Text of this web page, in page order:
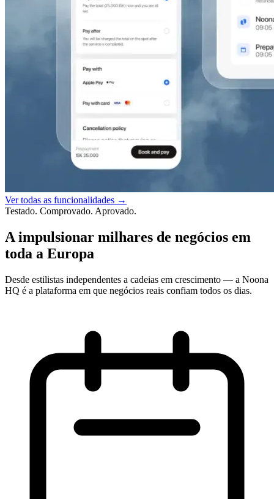
Ver todas as funcionalidades →
Testado. Comprovado. Aprovado.
A impulsionar milhares de negócios em
toda a Europa
Desde estilistas independentes a cadeias em crescimento — a Noona
HQ é a plataforma em que negócios reais confiam todos os dias.